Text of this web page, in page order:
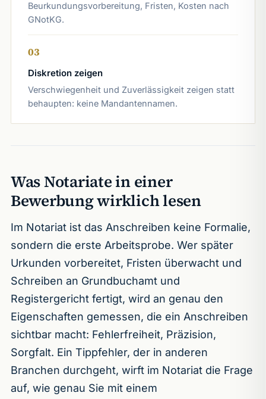
Beurkundungsvorbereitung, Fristen, Kosten nach
GNotKG.
03
Diskretion zeigen
Verschwiegenheit und Zuverlässigkeit zeigen statt
behaupten: keine Mandantennamen.
Was Notariate in einer
Bewerbung wirklich lesen
Im Notariat ist das Anschreiben keine Formalie,
sondern die erste Arbeitsprobe. Wer später
Urkunden vorbereitet, Fristen überwacht und
Schreiben an Grundbuchamt und
Registergericht fertigt, wird an genau den
Eigenschaften gemessen, die ein Anschreiben
sichtbar macht: Fehlerfreiheit, Präzision,
Sorgfalt. Ein Tippfehler, der in anderen
Branchen durchgeht, wirft im Notariat die Frage
auf, wie genau Sie mit einem